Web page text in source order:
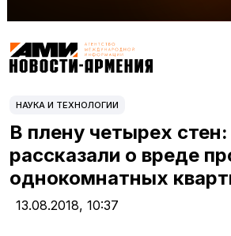
НАУКА И ТЕХНОЛОГИИ
В плену четырех
рассказали о вреде
однокомнатных
13.08.2018, 10:37